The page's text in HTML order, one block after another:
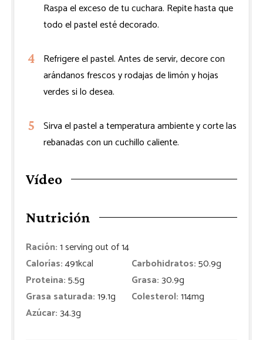
Raspa el exceso de tu cuchara. Repite hasta que
todo el pastel esté decorado.
Refrigere el pastel. Antes de servir, decore con
arándanos frescos y rodajas de limón y hojas
verdes si lo desea.
Sirva el pastel a temperatura ambiente y corte las
rebanadas con un cuchillo caliente.
Vídeo
Nutrición
Ración:1serving out of 14
Calorías:491kcal Carbohidratos:50.9g
Proteina:5.5g Grasa:30.9g
Grasa saturada:19.1g Colesterol:114mg
Azúcar:34.3g